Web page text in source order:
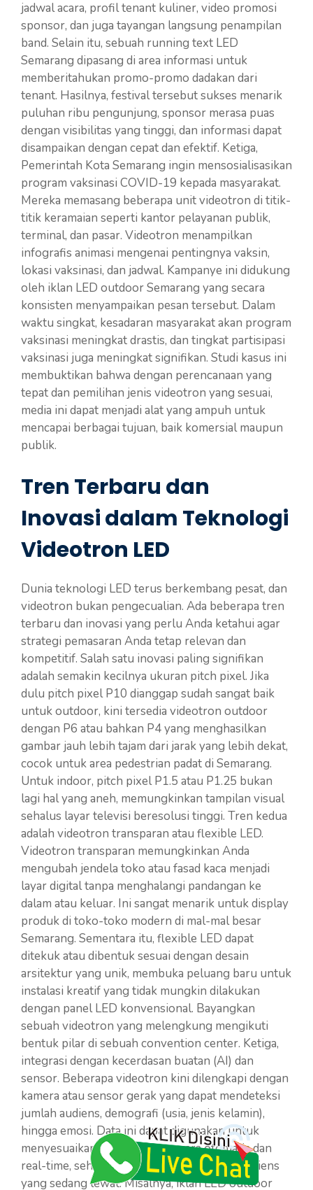
jadwal acara, profil tenant kuliner, video promosi
sponsor, dan juga tayangan langsung penampilan
band. Selain itu, sebuah running text LED
Semarang dipasang di area informasi untuk
memberitahukan promo-promo dadakan dari
tenant. Hasilnya, festival tersebut sukses menarik
puluhan ribu pengunjung, sponsor merasa puas
dengan visibilitas yang tinggi, dan informasi dapat
disampaikan dengan cepat dan efektif. Ketiga,
Pemerintah Kota Semarang ingin mensosialisasikan
program vaksinasi COVID-19 kepada masyarakat.
Mereka memasang beberapa unit videotron di titik-
titik keramaian seperti kantor pelayanan publik,
terminal, dan pasar. Videotron menampilkan
infografis animasi mengenai pentingnya vaksin,
lokasi vaksinasi, dan jadwal. Kampanye ini didukung
oleh iklan LED outdoor Semarang yang secara
konsisten menyampaikan pesan tersebut. Dalam
waktu singkat, kesadaran masyarakat akan program
vaksinasi meningkat drastis, dan tingkat partisipasi
vaksinasi juga meningkat signifikan. Studi kasus ini
membuktikan bahwa dengan perencanaan yang
tepat dan pemilihan jenis videotron yang sesuai,
media ini dapat menjadi alat yang ampuh untuk
mencapai berbagai tujuan, baik komersial maupun
publik.
Tren Terbaru dan
Inovasi dalam Teknologi
Videotron LED
Dunia teknologi LED terus berkembang pesat, dan
videotron bukan pengecualian. Ada beberapa tren
terbaru dan inovasi yang perlu Anda ketahui agar
strategi pemasaran Anda tetap relevan dan
kompetitif. Salah satu inovasi paling signifikan
adalah semakin kecilnya ukuran pitch pixel. Jika
dulu pitch pixel P10 dianggap sudah sangat baik
untuk outdoor, kini tersedia videotron outdoor
dengan P6 atau bahkan P4 yang menghasilkan
gambar jauh lebih tajam dari jarak yang lebih dekat,
cocok untuk area pedestrian padat di Semarang.
Untuk indoor, pitch pixel P1.5 atau P1.25 bukan
lagi hal yang aneh, memungkinkan tampilan visual
sehalus layar televisi beresolusi tinggi. Tren kedua
adalah videotron transparan atau flexible LED.
Videotron transparan memungkinkan Anda
mengubah jendela toko atau fasad kaca menjadi
layar digital tanpa menghalangi pandangan ke
dalam atau keluar. Ini sangat menarik untuk display
produk di toko-toko modern di mal-mal besar
Semarang. Sementara itu, flexible LED dapat
ditekuk atau dibentuk sesuai dengan desain
arsitektur yang unik, membuka peluang baru untuk
instalasi kreatif yang tidak mungkin dilakukan
dengan panel LED konvensional. Bayangkan
sebuah videotron yang melengkung mengikuti
bentuk pilar di sebuah convention center. Ketiga,
integrasi dengan kecerdasan buatan (AI) dan
sensor. Beberapa videotron kini dilengkapi dengan
kamera atau sensor gerak yang dapat mendeteksi
jumlah audiens, demografi (usia, jenis kelamin),
hingga emosi. Data ini dapat digunakan untuk
menyesuaikan konten iklan secara otomatis dan
real-time, sehingga lebih relevan dengan audiens
yang sedang lewat. Misalnya, iklan LED outdoor